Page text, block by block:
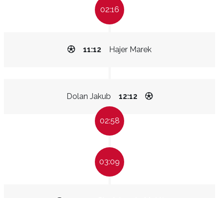
02:16
Hajer Marek
11:12
Dolan Jakub 12:12
02:58
03:09